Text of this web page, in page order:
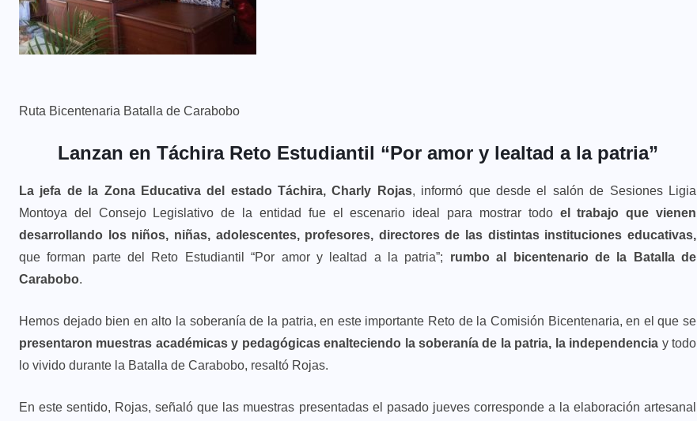
Ruta Bicentenaria Batalla de Carabobo
Lanzan en Táchira Reto Estudiantil “Por amor y lealtad a la patria”
La jefa de la Zona Educativa del estado Táchira, Charly Rojas, informó que desde el salón de Sesiones Ligia
Montoya del Consejo Legislativo de la entidad fue el escenario ideal para mostrar todo el trabajo que vienen
desarrollando los niños, niñas, adolescentes, profesores, directores de las distintas instituciones educativas,
que forman parte del Reto Estudiantil “Por amor y lealtad a la patria”; rumbo al bicentenario de la Batalla de
Carabobo.
Hemos dejado bien en alto la soberanía de la patria, en este importante Reto de la Comisión Bicentenaria, en el que se
presentaron muestras académicas y pedagógicas enalteciendo la soberanía de la patria, la independencia y todo
lo vivido durante la Batalla de Carabobo, resaltó Rojas.
En este sentido, Rojas, señaló que las muestras presentadas el pasado jueves corresponde a la elaboración artesanal